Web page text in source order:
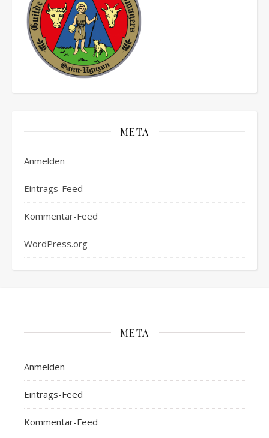
META
Anmelden
Eintrags-Feed
Kommentar-Feed
WordPress.org
META
Anmelden
Eintrags-Feed
Kommentar-Feed